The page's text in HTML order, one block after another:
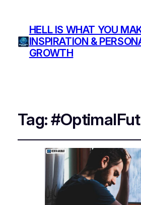
HELL IS WHAT YOU
INSPIRATION &
GROWTH
Tag: